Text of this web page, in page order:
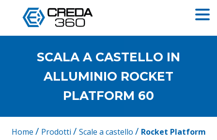
SCALA A CASTELLO IN
ALLUMINIO ROCKET
PLATFORM 60
Home / Prodotti / Scale a castello / Rocket Platform